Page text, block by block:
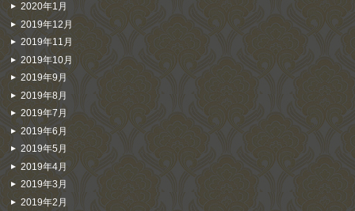
2020年1月
2019年12月
2019年11月
2019年10月
2019年9月
2019年8月
2019年7月
2019年6月
2019年5月
2019年4月
2019年3月
2019年2月